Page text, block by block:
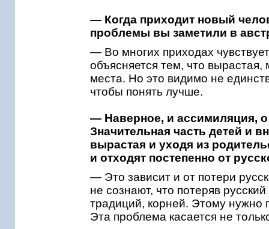
— Когда приходит новый
проблемы вы заметили в
— Во многих приходах
объясняется тем, что
места. Но это видимо не
чтобы понять лучше.
— Наверное, и ассимиляция,
Значительная часть детей и
вырастая и уходя из
и отходят постепенно от
— Это зависит и от потери
не сознают, что потеряв
традиций, корней. Этому нужно
Эта проблема касается не